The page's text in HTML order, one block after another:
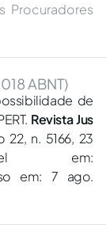
Procuradores
ABNT)
de
Revista Jus
22, n. 5166, 23
em:
em: 7 ago.